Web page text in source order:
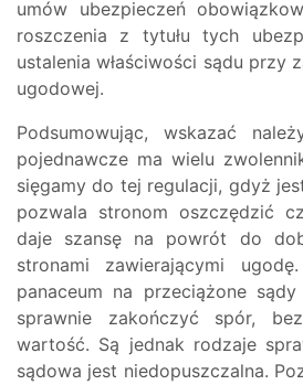
umów ubezpieczeń
roszczenia z tytułu tych
ustalenia właściwości sądu przy
ugodowej.
Podsumowując, wskazać
pojednawcze ma wielu
sięgamy do tej regulacji, gdyż
pozwala stronom oszczędzić
daje szansę na powrót do
stronami zawierającymi
panaceum na przeciążone
sprawnie zakończyć spór,
wartość. Są jednak rodzaje
sądowa jest niedopuszczalna.